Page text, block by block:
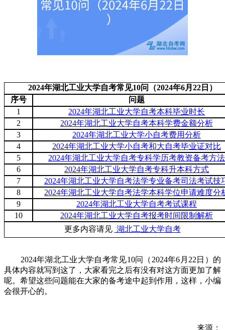
2024年湖北工业大学自考常见10问（2024年6月22日）
序号
问题
1
2024年湖北工业大学自考本科毕业时长
2
2024年湖北工业大学自考本科学费金额分析
3
2024年湖北工业大学小自考费用分析
4
2024年湖北工业大学小自考和大自考毕业证对比
5
2024年湖北工业大学自考专科学历考教资备考方法
6
2024年湖北工业大学自考专科升本科方式
7
2024年湖北工业大学自考法学专业备考司法考试技
8
2024年湖北工业大学自考法学本科学位申请难度分
9
2024年湖北工业大学自考考试课程
10
2024年湖北工业大学自考报考时间限制解析
更多内容请见 湖北工业大学自考
2024年湖北工业大学自考常见10问（2024年6月22日）的
具体内容就写到这了，大家看完之后有没有对这方面更加了解
呢。希望这些问题能在大家的备考途中起到作用，这样，小编
会很开心的。
来源：